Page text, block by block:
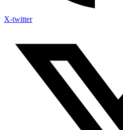
X-twitter